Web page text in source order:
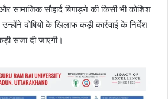
सामाजिक सौहार्द बिगाड़ने की किसी भी कोशिश
उन्होंने दोषियों के खिलाफ कड़ी कार्रवाई के निर्देश
सजा दी जाएगी।